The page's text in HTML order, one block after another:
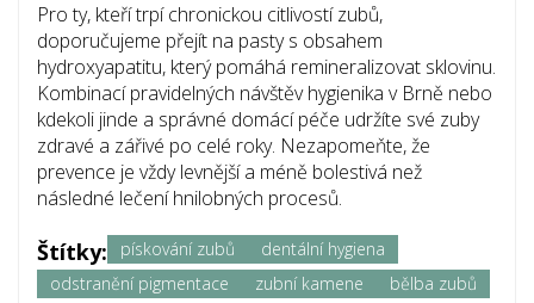
Pro ty, kteří trpí chronickou citlivostí zubů,
doporučujeme přejít na pasty s obsahem
hydroxyapatitu, který pomáhá remineralizovat sklovinu.
Kombinací pravidelných návštěv hygienika v Brně nebo
kdekoli jinde a správné domácí péče udržíte své zuby
zdravé a zářivé po celé roky. Nezapomeňte, že
prevence je vždy levnější a méně bolestivá než
následné lečení hnilobných procesů.
Štítky: pískování zubů
dentální hygiena
odstranění pigmentace
zubní kamene bělba zubů